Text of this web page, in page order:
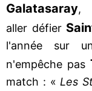
Galatasaray,
aller défier
l'année sur
n'empêche pas
match : « Les